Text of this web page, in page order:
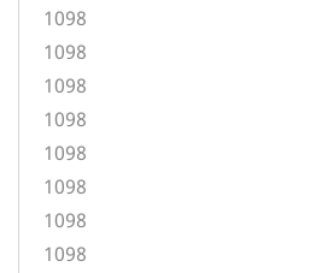
1098
1098
1098
1098
1098
1098
1098
1098